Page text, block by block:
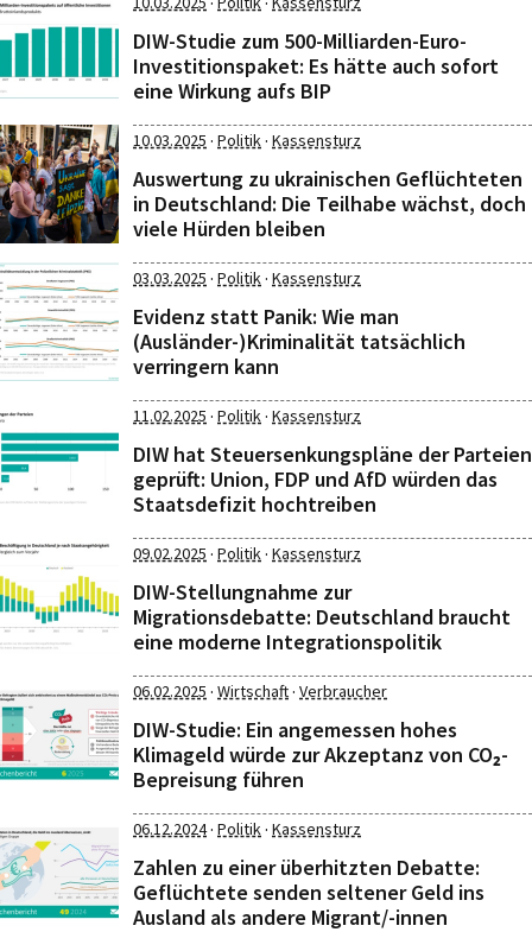
DIW-Studie zum 500-Milliarden-Euro-
Investitionspaket: Es hätte auch sofort
eine Wirkung aufs BIP
10.03.2025 · Politik· Kassensturz
Auswertung zu ukrainischen Geflüchteten
in Deutschland: Die Teilhabe wächst, doch
viele Hürden bleiben
03.03.2025 · Politik· Kassensturz
Evidenz statt Panik: Wie man
(Ausländer-)Kriminalität tatsächlich
verringern kann
11.02.2025 · Politik· Kassensturz
DIW hat Steuersenkungspläne der Parteien
geprüft: Union, FDP und AfD würden das
Staatsdefizit hochtreiben
09.02.2025 · Politik· Kassensturz
DIW-Stellungnahme zur
Migrationsdebatte: Deutschland braucht
eine moderne Integrationspolitik
06.02.2025 · Wirtschaft· Verbraucher
DIW-Studie: Ein angemessen hohes
Klimageld würde zur Akzeptanz von CO₂-
Bepreisung führen
06.12.2024· Politik· Kassensturz
Zahlen zu einer überhitzten Debatte:
Geflüchtete senden seltener Geld ins
Ausland als andere Migrant/-innen